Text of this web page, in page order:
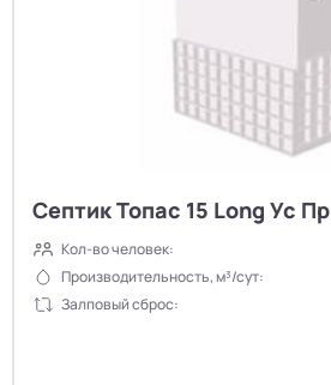
Септик Топас 15 Long Ус Пр
Кол-во человек:
Производительность, м³/сут:
Залповый сброс: